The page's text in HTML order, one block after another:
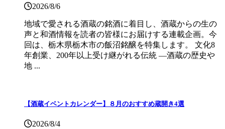
2026/8/6
地域で愛される酒蔵の銘酒に着目し、酒蔵からの生の
声と和酒情報を読者の皆様にお届けする連載企画。今
回は、栃木県栃木市の飯沼銘醸を特集します。 文化8
年創業、200年以上受け継がれる伝統 ―酒蔵の歴史や
地 ...
【酒蔵イベントカレンダー】８月のおすすめ蔵開き4選
2026/8/4